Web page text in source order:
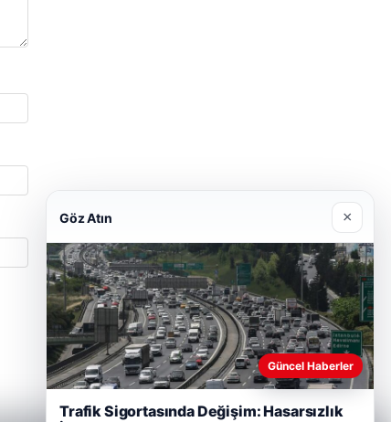
Göz Atın ×
Güncel Haberler
Trafik Sigortasında Değişim: Hasarsızlık